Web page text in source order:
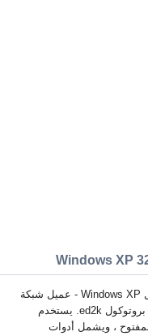
eMule لنظام التشغيل Windows XP - عميل شبكة
لتبادل الملفات باستخدام بروتوكول ed2k. يستخدم
، ويشمل أدوات